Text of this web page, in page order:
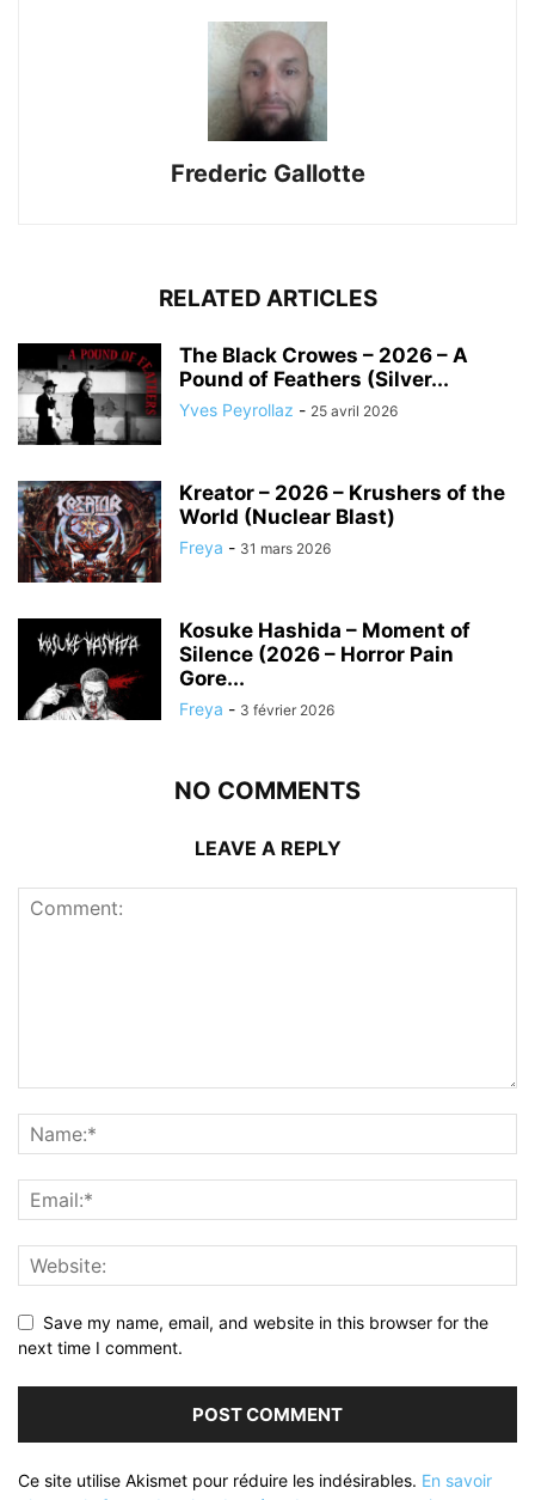
Frederic Gallotte
RELATED ARTICLES
The Black Crowes – 2026 – A
Pound of Feathers (Silver...
Yves Peyrollaz - 25 avril 2026
Kreator – 2026 – Krushers of the
World (Nuclear Blast)
Freya - 31 mars 2026
Kosuke Hashida – Moment of
Silence (2026 – Horror Pain
Gore...
Freya - 3 février 2026
NO COMMENTS
LEAVE A REPLY
Save my name, email, and website in this browser for the
next time I comment.
Ce site utilise Akismet pour réduire les indésirables. En savoir